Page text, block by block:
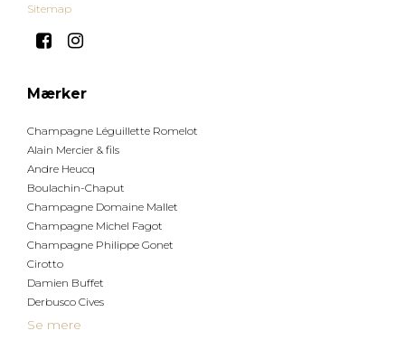
Sitemap
Mærker
Champagne Léguillette Romelot
Alain Mercier & fils
Andre Heucq
Boulachin-Chaput
Champagne Domaine Mallet
Champagne Michel Fagot
Champagne Philippe Gonet
Cirotto
Damien Buffet
Derbusco Cives
Se mere